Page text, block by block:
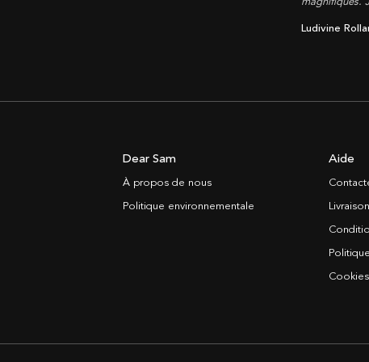
Ludivine
Dear Sam
À propos de nous
Politique environnementale
Aide
Cookies